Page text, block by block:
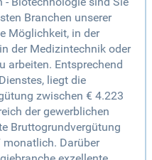
Branchen unserer
Möglichkeit, in der
der Medizintechnik oder
arbeiten. Entsprechend
liegt die
zwischen € 4.223
der gewerblichen
Bruttogrundvergütung
Darüber